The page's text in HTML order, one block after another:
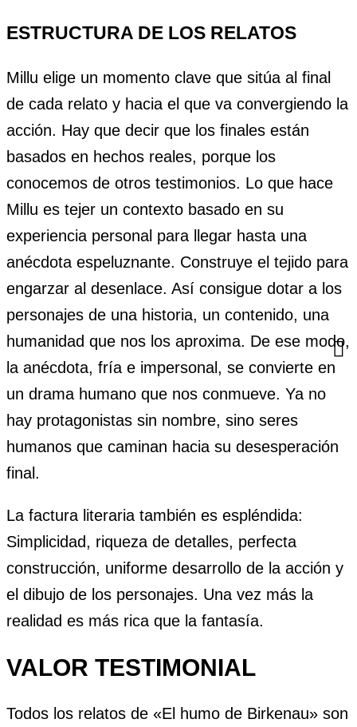
ESTRUCTURA DE LOS RELATOS
Millu elige un momento clave que sitúa al final
de cada relato y hacia el que va convergiendo la
acción. Hay que decir que los finales están
basados en hechos reales, porque los
conocemos de otros testimonios. Lo que hace
Millu es tejer un contexto basado en su
experiencia personal para llegar hasta una
anécdota espeluznante. Construye el tejido para
engarzar al desenlace. Así consigue dotar a los
personajes de una historia, un contenido, una
humanidad que nos los aproxima. De ese modo,
la anécdota, fría e impersonal, se convierte en
un drama humano que nos conmueve. Ya no
hay protagonistas sin nombre, sino seres
humanos que caminan hacia su desesperación
final.
La factura literaria también es espléndida:
Simplicidad, riqueza de detalles, perfecta
construcción, uniforme desarrollo de la acción y
el dibujo de los personajes. Una vez más la
realidad es más rica que la fantasía.
VALOR TESTIMONIAL
Todos los relatos de «El humo de Birkenau» son